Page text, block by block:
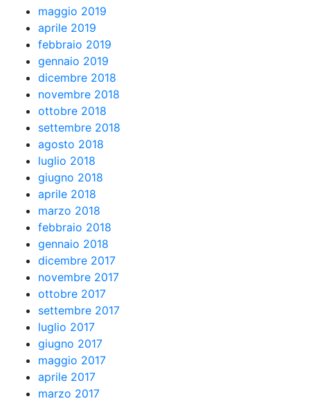
maggio 2019
aprile 2019
febbraio 2019
gennaio 2019
dicembre 2018
novembre 2018
ottobre 2018
settembre 2018
agosto 2018
luglio 2018
giugno 2018
aprile 2018
marzo 2018
febbraio 2018
gennaio 2018
dicembre 2017
novembre 2017
ottobre 2017
settembre 2017
luglio 2017
giugno 2017
maggio 2017
aprile 2017
marzo 2017